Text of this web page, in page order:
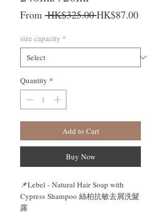
From HK$325.00 Regular Price
HK$87.00Sale
size capacity *
Quantity *
Add to Cart
Buy Now
📌Lebel - Natural Hair Soap with
Cypress Shampoo 絲柏抗敏去屑洗髮
露